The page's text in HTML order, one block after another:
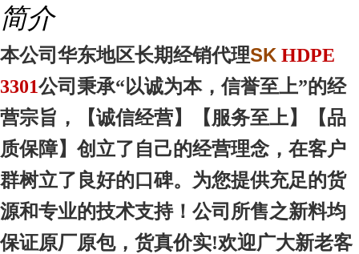
简介
本公司华东地区长期经销代理SK HDPE
3301公司秉承“以诚为本，信誉至上”的经
营宗旨，【诚信经营】【服务至上】【品
质保障】创立了自己的经营理念，在客户
群树立了良好的口碑。为您提供充足的货
源和专业的技术支持！公司所售之新料均
保证原厂原包，货真价实!欢迎广大新老客